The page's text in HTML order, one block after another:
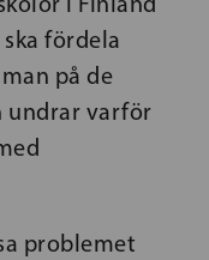
fördela
på de
undrar varför
problemet